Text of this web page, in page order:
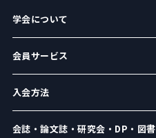
学会について
会員サービス
入会方法
会誌・論文誌・研究会・DP・図書